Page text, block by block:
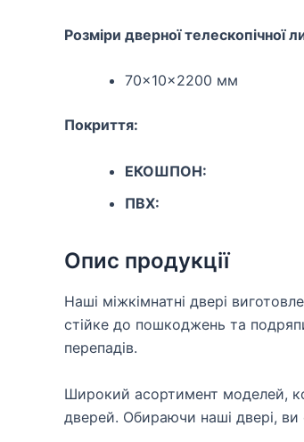
Розміри дверної телескопічної
70×10×2200 мм
Покриття:
EКОШПОН:
ПВХ:
Опис продукції
Наші міжкімнатні двері
стійке до пошкоджень та
перепадів.
Широкий асортимент моделей,
дверей. Обираючи наші двері, ви